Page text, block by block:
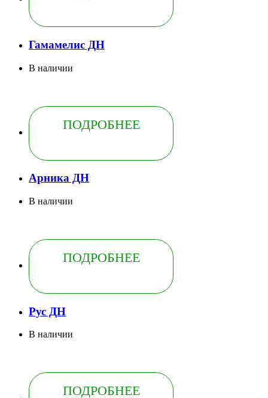
Гамамелис ДН
В наличии
ПОДРОБНЕЕ
Арника ДН
В наличии
ПОДРОБНЕЕ
Рус ДН
В наличии
ПОДРОБНЕЕ